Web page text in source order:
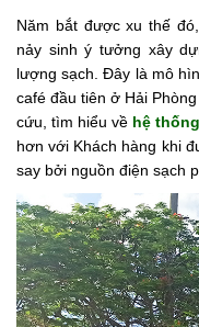
Tuyển
dụng
Năm bắt được xu thế
nảy sinh ý tưởng xây
lượng sạch. Đây là mô
café đầu tiên ở Hải
cứu, tìm hiểu về hệ
hơn với Khách hàng khi
say bởi nguồn điện sạch